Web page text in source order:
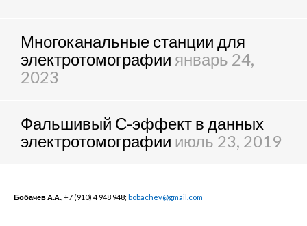
Многоканальные станции для
электротомографии январь 24,
2023
Фальшивый С-эффект в данных
электротомографии июль 23, 2019
Бобачев А.А., +7 (910) 4 948 948; bobachev@gmail.com